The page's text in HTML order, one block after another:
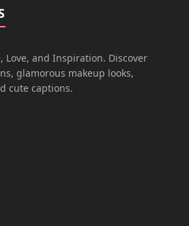
Love, and Inspiration. Discover
glamorous makeup looks,
cute captions.